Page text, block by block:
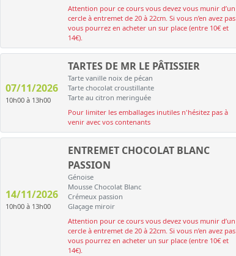
Attention pour ce cours vous devez vous munir d’un
cercle à entremet de 20 à 22cm. Si vous n’en avez pas
vous pourrez en acheter un sur place (entre 10€ et
14€).
07/11/2026
10h00 à 13h00
TARTES DE MR LE PÂTISSIER
Tarte vanille noix de pécan
Tarte chocolat croustillante
Tarte au citron meringuée
Pour limiter les emballages inutiles n'hésitez pas à
venir avec vos contenants
14/11/2026
10h00 à 13h00
ENTREMET CHOCOLAT BLANC
PASSION
Génoise
Mousse Chocolat Blanc
Crémeux passion
Glaçage miroir
Attention pour ce cours vous devez vous munir d’un
cercle à entremet de 20 à 22cm. Si vous n’en avez pas
vous pourrez en acheter un sur place (entre 10€ et
14€).